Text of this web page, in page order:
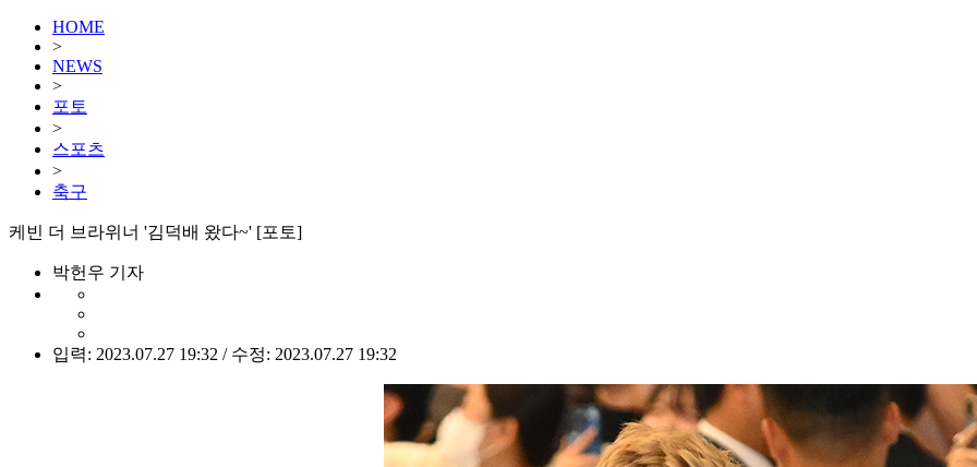
HOME
>
NEWS
>
포토
>
스포츠
>
축구
케빈 더 브라위너 '김덕배 왔다~' [포토]
박헌우 기자
입력: 2023.07.27 19:32 / 수정: 2023.07.27 19:32